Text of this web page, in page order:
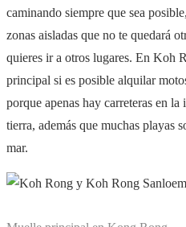
caminando siempre que sea
zonas aisladas que no te quedará
quieres ir a otros lugares. En Koh
principal si es posible alquilar
porque apenas hay carreteras en
tierra, además que muchas playas
mar.